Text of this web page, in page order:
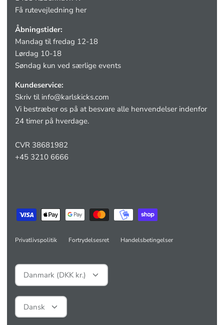
Få rutevejledning her
Åbningstider:
Mandag til fredag 12-18
Lørdag 10-18
Søndag kun ved særlige events
Kundeservice:
Skriv til info@karlskicks.com
Vi bestræber os på at besvare alle henvendelser indenfor
24 timer på hverdage.
CVR 38681982
+45 3210 6666
Privatlivspolitik Fortrydelsesret Handelsbetingelser
Valuta
Danmark (DKK kr.)
Sprog
Dansk